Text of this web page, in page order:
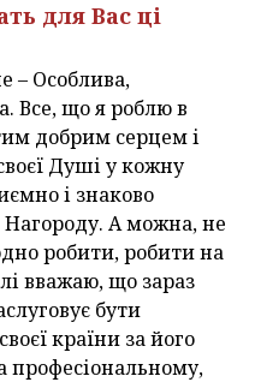
для Вас ці
– Особлива,
Все, що я роблю в
добрим серцем і
Душі у кожну
і знаково
Нагороду. А можна, не
робити, робити на
вважаю, що зараз
бути
країни за його
професіональному,